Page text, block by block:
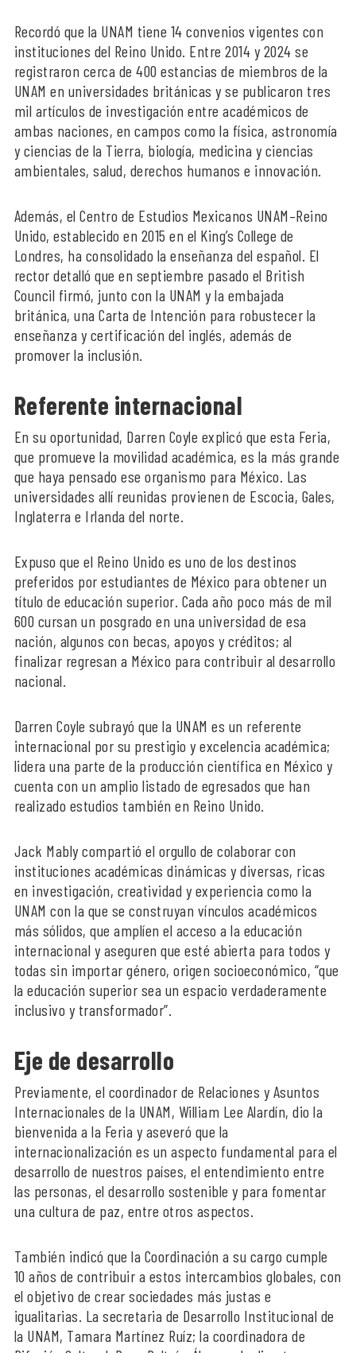
Recordó que la UNAM tiene 14 convenios vigentes con
instituciones del Reino Unido. Entre 2014 y 2024 se
registraron cerca de 400 estancias de miembros de la
UNAM en universidades británicas y se publicaron tres
mil artículos de investigación entre académicos de
ambas naciones, en campos como la física, astronomía
y ciencias de la Tierra, biología, medicina y ciencias
ambientales, salud, derechos humanos e innovación.
Además, el Centro de Estudios Mexicanos UNAM–Reino
Unido, establecido en 2015 en el King’s College de
Londres, ha consolidado la enseñanza del español. El
rector detalló que en septiembre pasado el British
Council firmó, junto con la UNAM y la embajada
británica, una Carta de Intención para robustecer la
enseñanza y certificación del inglés, además de
promover la inclusión.
Referente internacional
En su oportunidad, Darren Coyle explicó que esta Feria,
que promueve la movilidad académica, es la más grande
que haya pensado ese organismo para México. Las
universidades allí reunidas provienen de Escocia, Gales,
Inglaterra e Irlanda del norte.
Expuso que el Reino Unido es uno de los destinos
preferidos por estudiantes de México para obtener un
título de educación superior. Cada año poco más de mil
600 cursan un posgrado en una universidad de esa
nación, algunos con becas, apoyos y créditos; al
finalizar regresan a México para contribuir al desarrollo
nacional.
Darren Coyle subrayó que la UNAM es un referente
internacional por su prestigio y excelencia académica;
lidera una parte de la producción científica en México y
cuenta con un amplio listado de egresados que han
realizado estudios también en Reino Unido.
Jack Mably compartió el orgullo de colaborar con
instituciones académicas dinámicas y diversas, ricas
en investigación, creatividad y experiencia como la
UNAM con la que se construyan vínculos académicos
más sólidos, que amplíen el acceso a la educación
internacional y aseguren que esté abierta para todos y
todas sin importar género, origen socioeconómico, “que
la educación superior sea un espacio verdaderamente
inclusivo y transformador”.
Eje de desarrollo
Previamente, el coordinador de Relaciones y Asuntos
Internacionales de la UNAM, William Lee Alardín, dio la
bienvenida a la Feria y aseveró que la
internacionalización es un aspecto fundamental para el
desarrollo de nuestros países, el entendimiento entre
las personas, el desarrollo sostenible y para fomentar
una cultura de paz, entre otros aspectos.
También indicó que la Coordinación a su cargo cumple
10 años de contribuir a estos intercambios globales, con
el objetivo de crear sociedades más justas e
igualitarias. La secretaria de Desarrollo Institucional de
la UNAM, Tamara Martínez Ruíz; la coordinadora de